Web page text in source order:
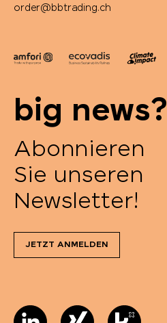
order@bbtrading.ch
big news?
Abonnieren
Sie unseren
Newsletter!
JETZT ANMELDEN